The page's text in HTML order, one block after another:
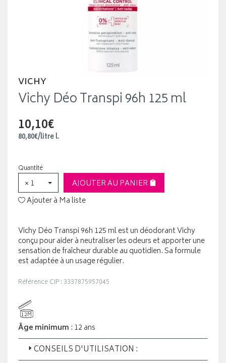
VICHY
Vichy Déo Transpi 96h 125 ml
10,10€
80,80€/litrel.
Quantité
× 1
AJOUTER AU PANIER
Ajouter à Ma liste
Vichy Déo Transpi 96h 125 ml est un déodorant Vichy
conçu pour aider à neutraliser les odeurs et apporter une
sensation de fraîcheur durable au quotidien. Sa formule
est adaptée à un usage régulier.
Référence CIP : 3337875957045
12M
Âge minimum : 12 ans
CONSEILS D'UTILISATION :